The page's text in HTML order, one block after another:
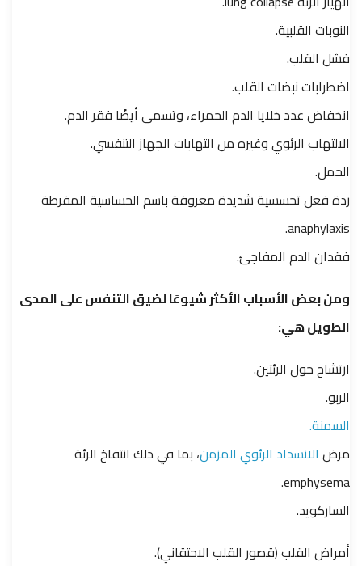
النوبات القلبية.
فشل القلب.
اضطرابات نبضات القلب.
انخفاض عدد خلايا الدم الحمراء، وتسمى أيضًا فقر الدم.
الالتهاب الرئوي وغيره من التهابات الجهاز التنفسي.
الحمل.
ردة فعل تحسسية شديدة معروفة باسم الحساسية المفرطة
anaphylaxis.
فقدان الدم المفاجئ.
ومن بعض الأسباب الأكثر شيوعًا لضيق التنفس على المدى
الطويل هي:
ارتشاح حول الرئتين.
الربو.
السمنة.
مرض الانسداد الرئوي المزمن، بما في ذلك انتفاخ الرئة
emphysema.
الساركويد.
أمراض القلب (قصور القلب الاحتقاني).